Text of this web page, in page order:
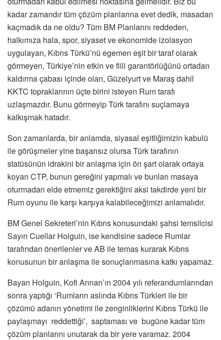
kadar zamandır tüm çözüm planlarına evet dedik, masadan
kaçmadık da ne oldu? Tüm BM Planlarını reddeden,
halkımıza hala, spor, siyaset ve ekonomide izolasyon
uygulayan, Kıbrıs Türkü’nü egemen eşit bir taraf olarak
görmeyen, Türkiye’nin etkin ve fiili garantörlüğünü ortadan
kaldırma çabası içinde olan, Güzelyurt ve Maraş dahil
KKTC topraklarının üçte birini isteyen Rum tarafı
uzlaşmazdır. Bunu görmeyip Türk tarafını suçlamaya
kalkışmak hatadır.
Son zamanlarda, bir anlamda, siyasal eşitliğimizin kabulü
ile görüşmeler yine başarısız olursa Türk tarafının
statüsünün idrakini bir anlaşma için ön şart olarak ortaya
koyan CTP, bunun gereğini yapmalı ve bunları masaya
oturmadan elde etmemiz gerektiğini aksi takdirde yeni bir
Rum oyunu ile karşı karşıya kalabileceğimizi anlamalıdır.
BM Genel Sekreteri’nin Kıbrıs konusundaki şahsi temsilcisi
Sayın Cuellar Holguin, ise kendisine sadece Rumlar
tarafından önerilenler ve AB ile temas kurarak Kıbrıs
konusunun bir anlaşma ile sonuçlanmasına katkı yapamaz.
Bayan Holguin, Kofi Annan’ın 2004 yılı referandumlarından
sonra yaptığı ‘Rumların aslında Kıbrıs Türkleri ile bir
çözümü adanın yönetimi ile zenginliklerini Kıbrıs Türkü ile
paylaşmayı reddettiği’, saptaması ve bugüne kadar tüm
çözüm planlarını unutarak da bir yere varamaz. 2004